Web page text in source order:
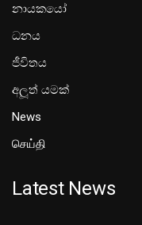
නායකයෝ
ධනය
ජීවිතය
අලූත් යමක්
News
செய்தி
Latest News